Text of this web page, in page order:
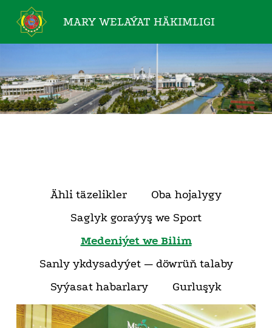
MARY WELAÝAT HÄKIMLIGI
Ähli täzelikler
Oba hojalygy
Saglyk goraýyş we Sport
Medeniýet we Bilim
Sanly ykdysadyýet — döwrüň talaby
Syýasat habarlary
Gurluşyk